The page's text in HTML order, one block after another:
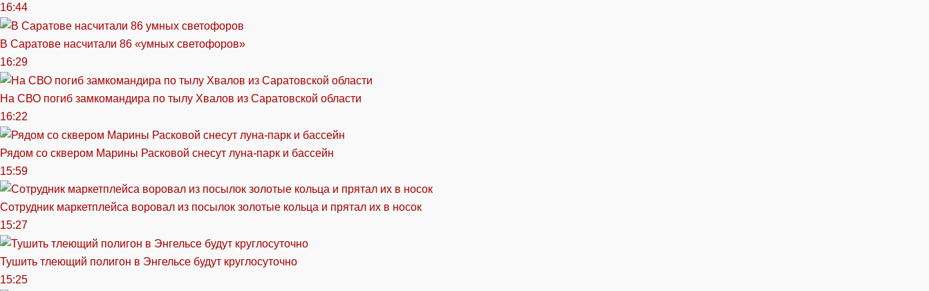
16:44
В Саратове насчитали 86 «умных светофоров»
16:29
На СВО погиб замкомандира по тылу Хвалов из Саратовской области
16:22
Рядом со сквером Марины Расковой снесут луна-парк и бассейн
15:59
Сотрудник маркетплейса воровал из посылок золотые кольца и прятал их в носок
15:27
Тушить тлеющий полигон в Энгельсе будут круглосуточно
15:25